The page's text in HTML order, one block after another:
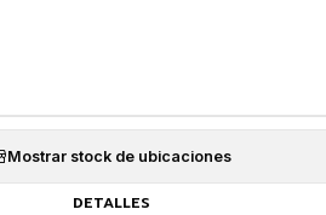
Mostrar stock de ubicaciones
DETALLES